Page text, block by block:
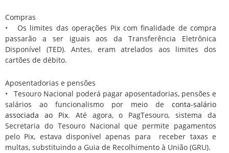
Compras
• Os limites das operações Pix com finalidade de compra
passarão a ser iguais aos da Transferência Eletrônica
Disponível (TED). Antes, eram atrelados aos limites dos
cartões de débito.
Aposentadorias e pensões
• Tesouro Nacional poderá pagar aposentadorias, pensões e
salários ao funcionalismo por meio de conta-salário
associada ao Pix. Até agora, o PagTesouro, sistema da
Secretaria do Tesouro Nacional que permite pagamentos
pelo Pix, estava disponível apenas para receber taxas e
multas, substituindo a Guia de Recolhimento à União (GRU).